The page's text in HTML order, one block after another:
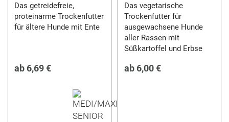
Das getreidefreie,
proteinarme Trockenfutter
für ältere Hunde mit Ente
ab 6,69 €
Das vegetarische
Trockenfutter für
ausgewachsene Hunde
aller Rassen mit
Süßkartoffel und Erbse
ab 6,00 €